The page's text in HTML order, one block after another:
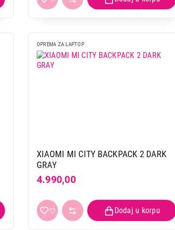
OPREMA ZA LAPTOP
XIAOMI MI CITY BACKPACK 2 DARK
GRAY
4.990,00